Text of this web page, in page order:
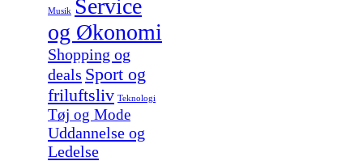
Musik Service
og Økonomi
Shopping og
deals Sport og
friluftsliv Teknologi
Tøj og Mode
Uddannelse og
Ledelse